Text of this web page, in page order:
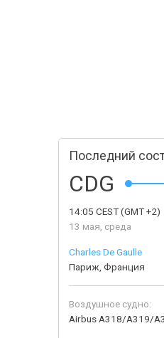
Последний
CDG
14:05 CEST(GMT +2)
13 мая, среда
Charles De Gaulle
Париж, Франция
Воздушное судно:
Airbus A318/A319/